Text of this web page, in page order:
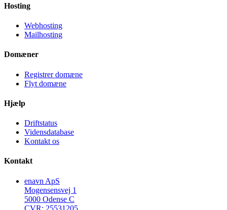
Hosting
Webhosting
Mailhosting
Domæner
Registrer domæne
Flyt domæne
Hjælp
Driftstatus
Vidensdatabase
Kontakt os
Kontakt
enavn ApS
Mogensensvej 1
5000 Odense C
CVR: 25531205